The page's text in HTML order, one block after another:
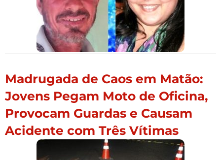
Madrugada de Caos em Matão:
Jovens Pegam Moto de Oficina,
Provocam Guardas e Causam
Acidente com Três Vítimas